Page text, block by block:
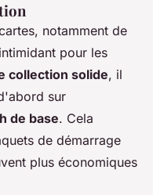
notamment de
pour les
collection solide, il
sur
de base. Cela
de démarrage
plus économiques